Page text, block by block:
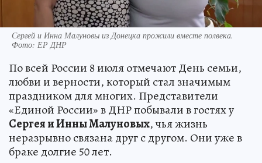
Сергей и Инна Малуновы из Донецка прожили вместе полвека.
Фото: ЕР ДНР
По всей России 8 июля отмечают День семьи,
любви и верности, который стал значимым
праздником для многих. Представители
«Единой России» в ДНР побывали в гостях у
Сергея и Инны Малуновых, чья жизнь
неразрывно связана друг с другом. Они уже в
браке долгие 50 лет.